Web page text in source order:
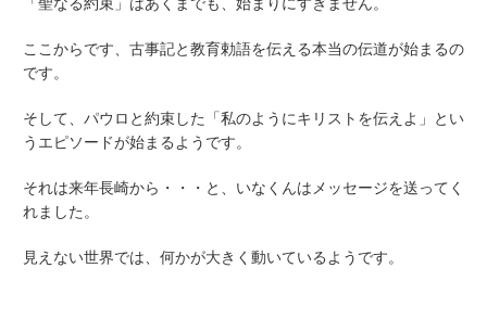
ここからです、古事記と教育勅語を伝える本当の伝道が始まるの
です。
そして、パウロと約束した「私のようにキリストを伝えよ」とい
うエピソードが始まるようです。
それは来年長崎から・・・と、いなくんはメッセージを送ってく
れました。
見えない世界では、何かが大きく動いているようです。